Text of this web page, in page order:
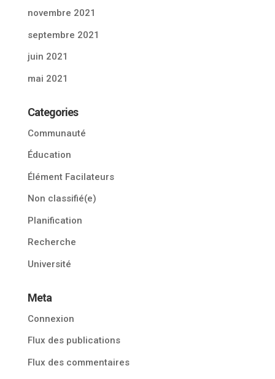
novembre 2021
septembre 2021
juin 2021
mai 2021
Categories
Communauté
Éducation
Élément Facilateurs
Non classifié(e)
Planification
Recherche
Université
Meta
Connexion
Flux des publications
Flux des commentaires